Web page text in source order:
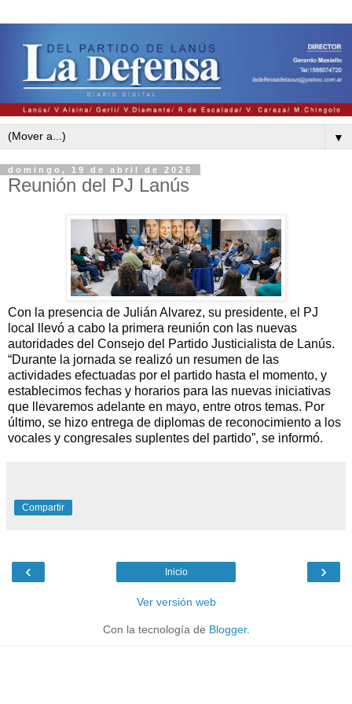
▼
domingo, 19 de abril de 2026
Reunión del PJ Lanús
Con la presencia de Julián Alvarez, su presidente, el PJ
local llevó a cabo la primera reunión con las nuevas
autoridades del Consejo del Partido Justicialista de Lanús.
“Durante la jornada se realizó un resumen de las
actividades efectuadas por el partido hasta el momento, y
establecimos fechas y horarios para las nuevas iniciativas
que llevaremos adelante en mayo, entre otros temas. Por
último, se hizo entrega de diplomas de reconocimiento a los
vocales y congresales suplentes del partido”, se informó.
Compartir
‹ ›
Inicio
Ver versión web
Con la tecnología de Blogger.